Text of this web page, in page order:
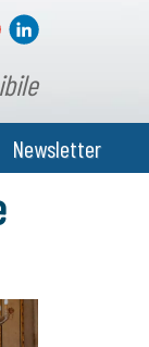
Newsletter